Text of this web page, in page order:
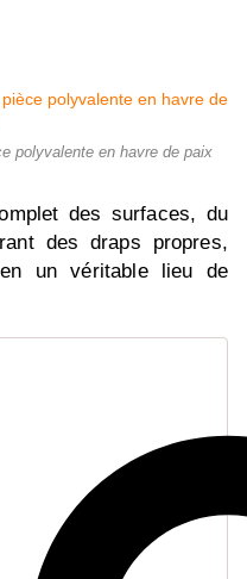
polyvalente en havre de paix
des surfaces, du
des draps propres,
un véritable lieu de